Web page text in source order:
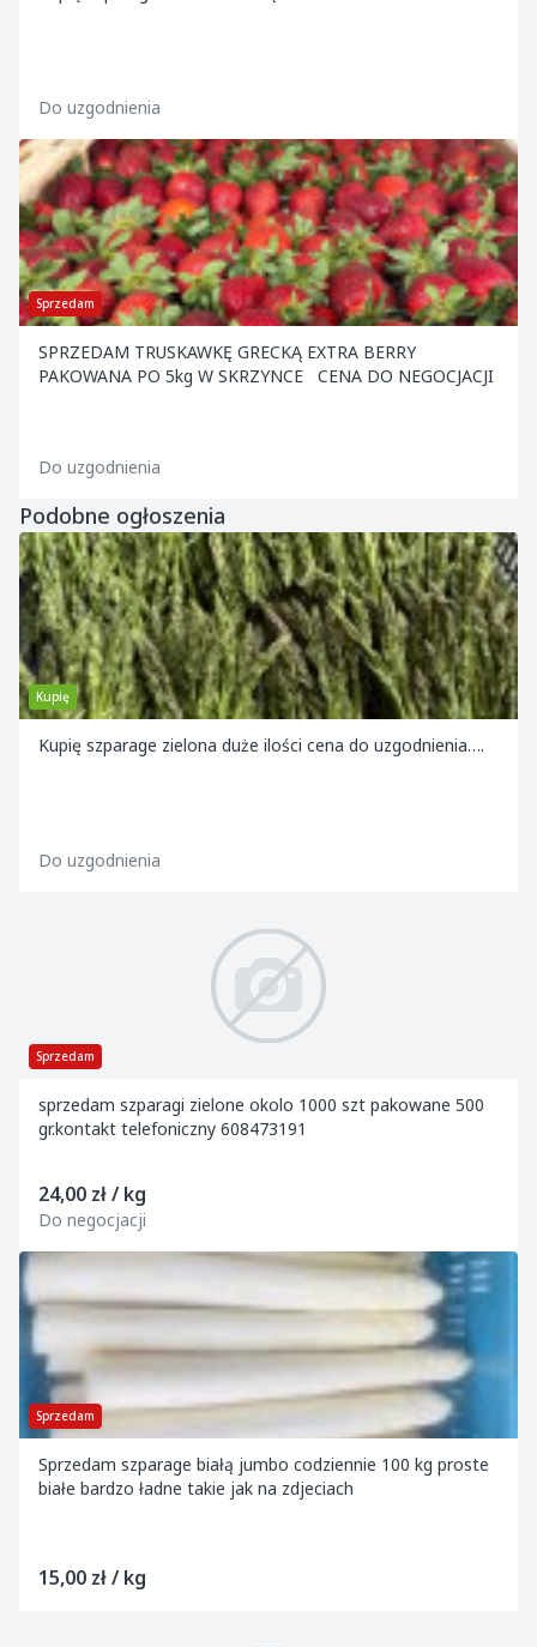
Do uzgodnienia
Sprzedam
SPRZEDAM TRUSKAWKĘ GRECKĄ EXTRA BERRY
PAKOWANA PO 5kg W SKRZYNCE CENA DO NEGOCJACJI
Do uzgodnienia
Podobne ogłoszenia
Kupię
Kupię szparage zielona duże ilości cena do uzgodnienia….
Do uzgodnienia
Sprzedam
sprzedam szparagi zielone okolo 1000 szt pakowane 500
gr.kontakt telefoniczny 608473191
24,00 zł / kg
Do negocjacji
Sprzedam
Sprzedam szparage białą jumbo codziennie 100 kg proste
białe bardzo ładne takie jak na zdjeciach
15,00 zł / kg